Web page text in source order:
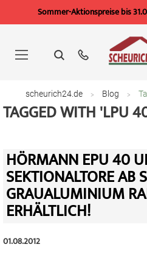
Sommer-Aktionspreise bis
springen
scheurich24.de Blog
TAGGED WITH 'LPU
HÖRMANN EPU 40
SEKTIONALTORE AB
GRAUALUMINIUM
ERHÄLTLICH!
01.08.2012